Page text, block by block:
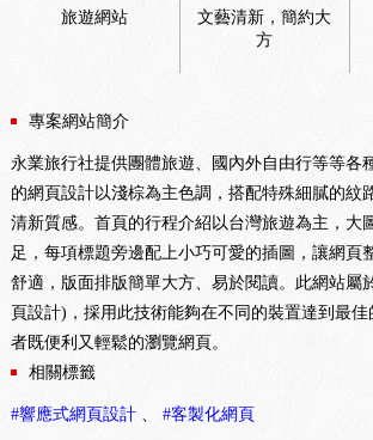
旅遊網站
文藝清新，簡約大
方
專案網站簡介
永業旅行社提供團體旅遊、國內外自由行等等各
的網頁設計以淺棕為主色調，搭配特殊細膩的紋
清新質感。首頁的行程介紹以台灣旅遊為主，大
足，每項標題旁邊配上小巧可愛的插圖，讓網頁
舒適，版面排版簡單大方、易於閱讀。此網站屬
頁設計)，採用此技術能夠在不同的裝置達到最佳
者既便利又輕鬆的瀏覽網頁。
相關標籤
#響應式網頁設計 、 #客製化網頁